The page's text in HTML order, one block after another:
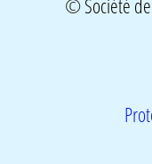
©Société